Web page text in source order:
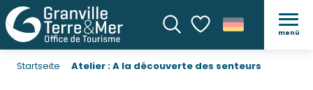
SucheVoir les favoris
menü
Startseite Atelier : A la découverte des senteurs